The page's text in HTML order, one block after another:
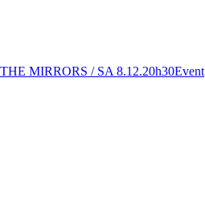
THE MIRRORS / SA 8.12.20h30Event